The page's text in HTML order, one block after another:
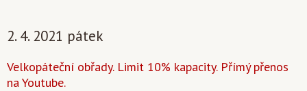
2. 4. 2021 pátek
Velkopáteční obřady. Limit 10% kapacity. Přímý přenos
na Youtube.